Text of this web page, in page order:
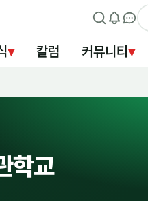
▾ 칼럼 커뮤니티 ▾
학교